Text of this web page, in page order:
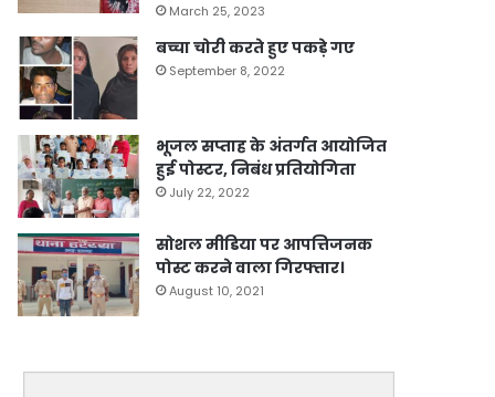
March 25, 2023
बच्चा चोरी करते हुए पकड़े गए
September 8, 2022
भूजल सप्ताह के अंतर्गत आयोजित
हुई पोस्टर, निबंध प्रतियोगिता
July 22, 2022
सोशल मीडिया पर आपत्तिजनक
पोस्ट करने वाला गिरफ्तार।
August 10, 2021